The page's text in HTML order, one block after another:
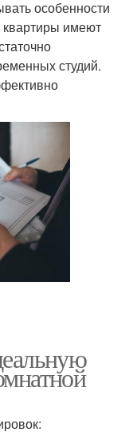
особенности
имеют
студий.